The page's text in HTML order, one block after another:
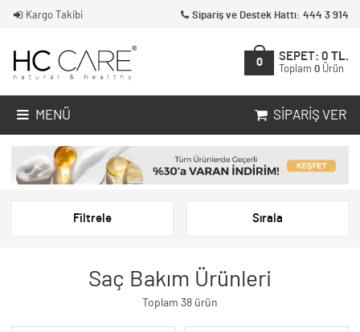
Kargo Takibi Sipariş ve Destek Hattı: 444 3 914
0
SEPET: 0 TL.
Toplam 0 Ürün
MENÜ SIPARIŞ VER
Filtrele Sırala
Saç Bakım Ürünleri
Toplam 38 ürün